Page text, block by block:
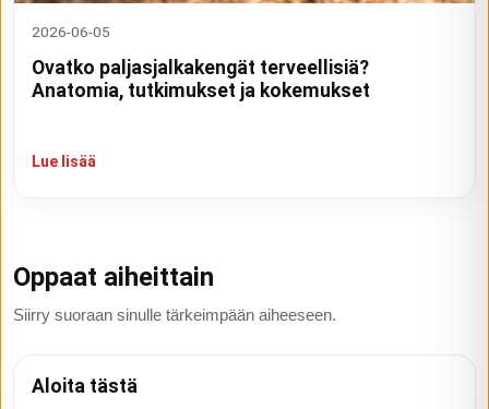
2026-06-05
Ovatko paljasjalkakengät terveellisiä?
Anatomia, tutkimukset ja kokemukset
Lue lisää
Oppaat aiheittain
Siirry suoraan sinulle tärkeimpään aiheeseen.
Aloita tästä